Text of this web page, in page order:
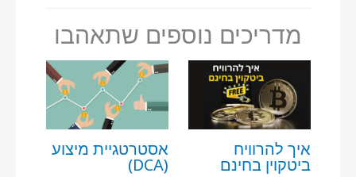
מדריכים נוספים שתאהבו
איך להרוויח
ביטקוין בחינם
אסטרטגיית מיצוע
(DCA)